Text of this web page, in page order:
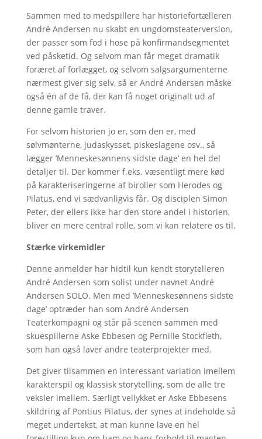
Sammen med to medspillere har historiefortælleren
André Andersen nu skabt en ungdomsteaterversion,
der passer som fod i hose på konfirmandsegmentet
ved påsketid. Og selvom man får meget dramatik
foræret af forlægget, og selvom salgsargumenterne
nærmest giver sig selv, så er André Andersen måske
også én af de få, der kan få noget originalt ud af
denne gamle traver.
For selvom historien jo er, som den er, med
sølvmønterne, judaskysset, piskeslagene osv., så
lægger ’Menneskesønnens sidste dage’ en hel del
detaljer til. Der kommer f.eks. væsentligt mere kød
på karakteriseringerne af biroller som Herodes og
Pilatus, end vi sædvanligvis får. Og disciplen Simon
Peter, der ellers ikke har den store andel i historien,
bliver en mere central rolle, som vi kan relatere os til.
Stærke virkemidler
Denne anmelder har hidtil kun kendt storytelleren
André Andersen som solist under navnet André
Andersen SOLO. Men med ’Menneskesønnens sidste
dage’ optræder han som André Andersen
Teaterkompagni og står på scenen sammen med
skuespillerne Aske Ebbesen og Pernille Stockfleth,
som han også laver andre teaterprojekter med.
Det giver tilsammen en interessant variation imellem
karakterspil og klassisk storytelling, som de alle tre
veksler imellem. Særligt vellykket er Aske Ebbesens
skildring af Pontius Pilatus, der synes at indeholde så
meget undertekst, at man kunne lave en hel